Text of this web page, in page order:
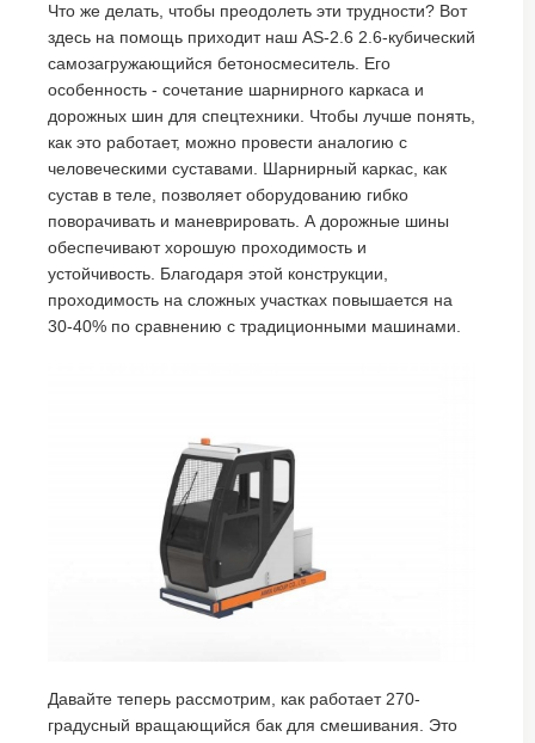
Что же делать, чтобы преодолеть эти трудности? Вот
здесь на помощь приходит наш AS-2.6 2.6-кубический
самозагружающийся бетоносмеситель. Его
особенность - сочетание шарнирного каркаса и
дорожных шин для спецтехники. Чтобы лучше понять,
как это работает, можно провести аналогию с
человеческими суставами. Шарнирный каркас, как
сустав в теле, позволяет оборудованию гибко
поворачивать и маневрировать. А дорожные шины
обеспечивают хорошую проходимость и
устойчивость. Благодаря этой конструкции,
проходимость на сложных участках повышается на
30-40% по сравнению с традиционными машинами.
Давайте теперь рассмотрим, как работает 270-
градусный вращающийся бак для смешивания. Это